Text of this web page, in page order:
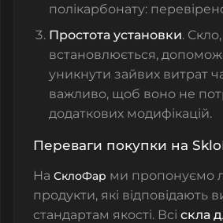
полікарбонату:
Простота установки.
встановлюється,
уникнути зайвих витрат
важливо, щоб воно не
додаткових модифікацій.
Переваги покупки на
На СклоФар ми пропонуємо
продукти, які відповідають
стандартам якості. Всі скла